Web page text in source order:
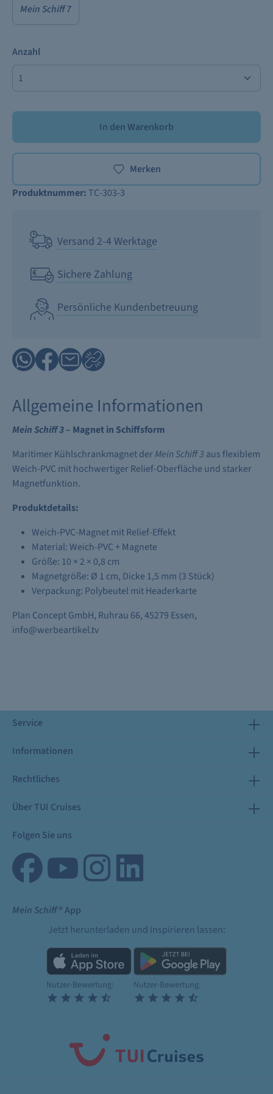
Mein Schiff 7
Anzahl
In den Warenkorb
Merken
Produktnummer: TC-303-3
Versand 2-4 Werktage
Sichere Zahlung
Persönliche Kundenbetreuung
Allgemeine Informationen
Mein Schiff 3– Magnet in Schiffsform
Maritimer Kühlschrankmagnet derMein Schiff 3 aus flexiblem
Weich-PVC mit hochwertiger Relief-Oberfläche und starker
Magnetfunktion.
Produktdetails:
Weich-PVC-Magnet mit Relief-Effekt
Material: Weich-PVC + Magnete
Größe: 10 × 2 × 0,8 cm
Magnetgröße: Ø 1 cm, Dicke 1,5 mm (3 Stück)
Verpackung: Polybeutel mit Headerkarte
Plan Concept GmbH, Ruhrau 66, 45279 Essen,
info@werbeartikel.tv
Service
Informationen
Rechtliches
Über TUI Cruises
Folgen Sie uns
Mein Schiff® App
Jetzt herunterladen und inspirieren lassen: